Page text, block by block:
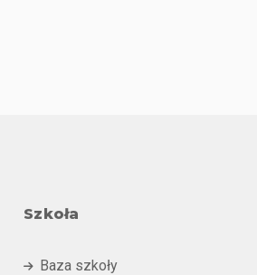
Szkoła
 Baza szkoły